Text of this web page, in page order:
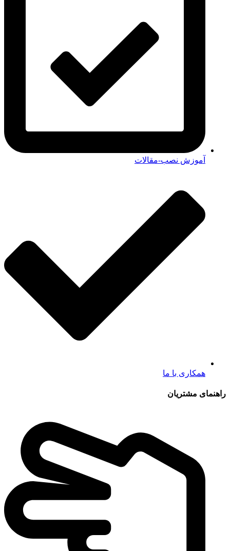
آموزش نصب-مقالات
همکاری با ما
راهنمای مشتریان